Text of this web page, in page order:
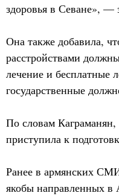
здоровья в Севане», —
Она также добавила,
расстройствами
лечение и бесплатные
государственные
По словам
приступила к
Ранее в армянских
якобы направленных в